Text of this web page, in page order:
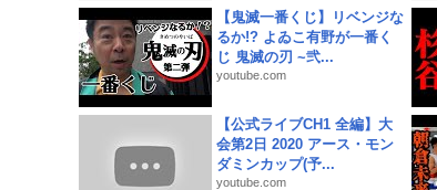
【鬼滅一番くじ】リベンジな
るか!? よゐこ有野が一番く
じ 鬼滅の刃 ~弐...
youtube.com
【公式ライブCH1 全編】大
会第2日 2020 アース・モン
ダミンカップ(予...
youtube.com